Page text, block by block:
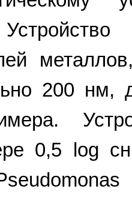
200 нм,
0,5 log